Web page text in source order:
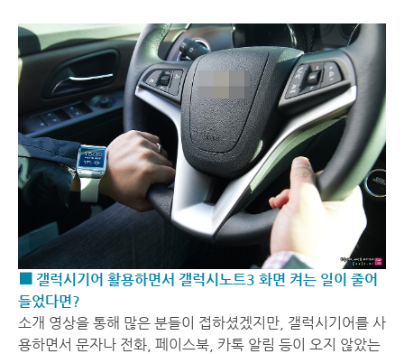
■ 갤럭시기어 활용하면서 갤럭시노트3 화면 켜는 일이 줄어
들었다면?
소개 영상을 통해 많은 분들이 접하셨겠지만, 갤럭시기어를 사
용하면서 문자나 전화, 페이스북, 카톡 알림 등이 오지 않았는